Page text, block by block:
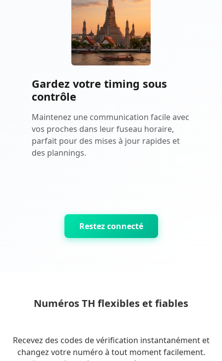
Gardez votre timing sous
contrôle
Maintenez une communication facile avec
vos proches dans leur fuseau horaire,
parfait pour des mises à jour rapides et
des plannings.
Restez connecté
Numéros TH flexibles et fiables
Recevez des codes de vérification instantanément et
changez votre numéro à tout moment facilement.